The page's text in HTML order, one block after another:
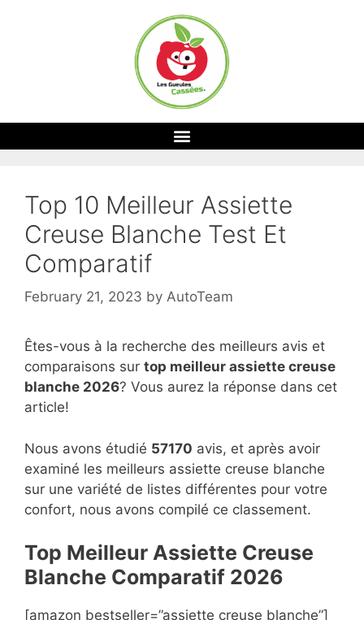
Top 10 Meilleur Assiette
Creuse Blanche Test Et
Comparatif
February 21, 2023 by AutoTeam
Êtes-vous à la recherche des meilleurs avis et
comparaisons sur top meilleur assiette creuse
blanche 2026? Vous aurez la réponse dans cet
article!
Nous avons étudié 57170 avis, et après avoir
examiné les meilleurs assiette creuse blanche
sur une variété de listes différentes pour votre
confort, nous avons compilé ce classement.
Top Meilleur Assiette Creuse
Blanche Comparatif 2026
[amazon bestseller=”assiette creuse blanche”]